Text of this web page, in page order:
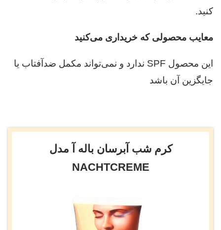
کنید.
معایب محصولی که خریداری می‌کنید
این محصول SPF ندارد و نمی‌تواند مکمل ضدآفتاب یا
جایگزین آن باشد
کرم شب آبرسان باله آ مدل
NACHTCREME